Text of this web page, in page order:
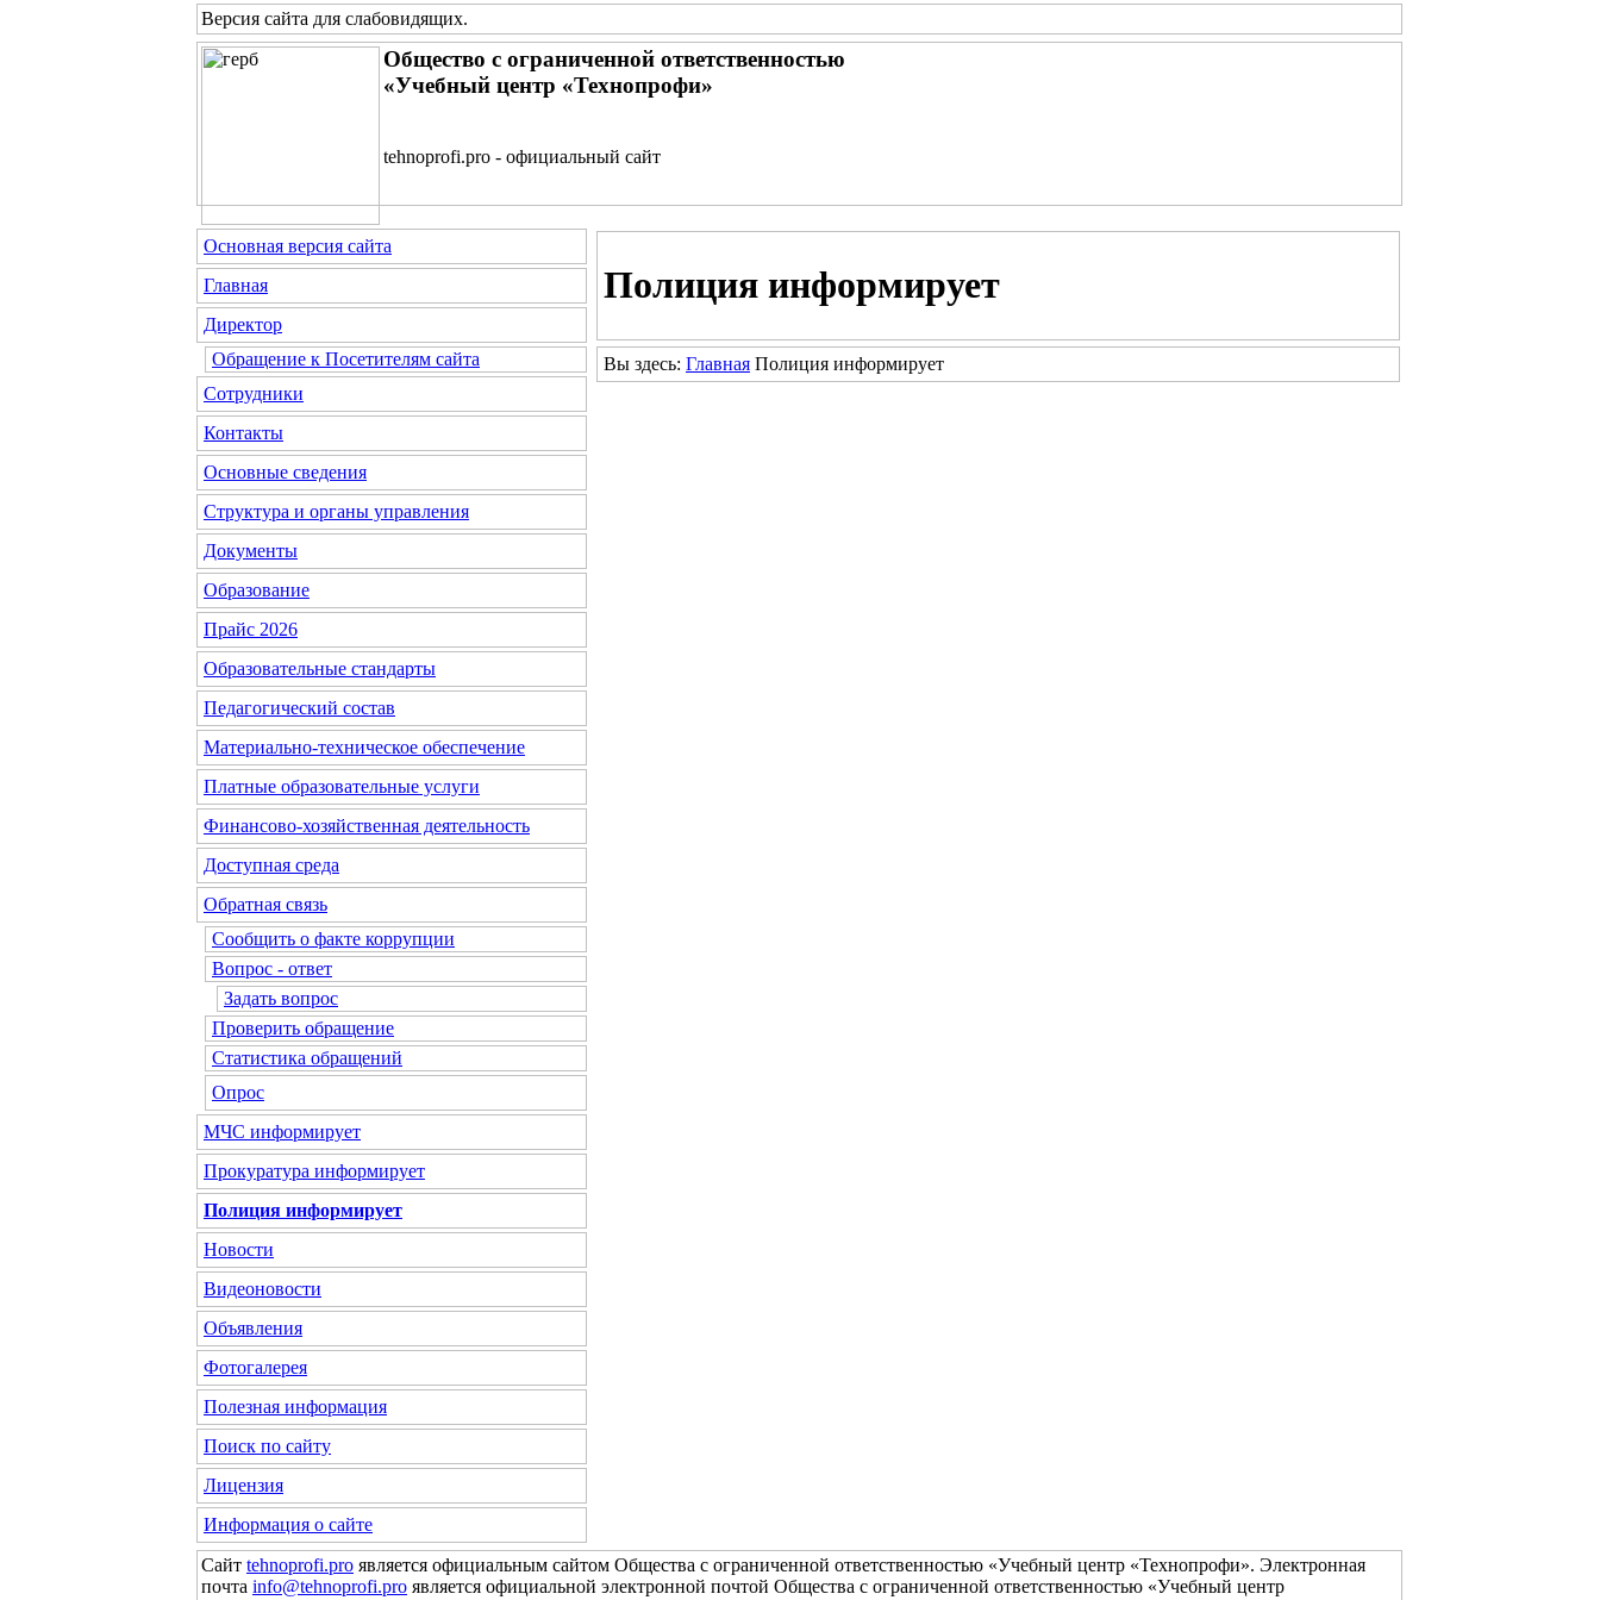
Версия сайта для слабовидящих.
Общество с ограниченной ответственностью
«Учебный центр «Технопрофи»
tehnoprofi.pro - официальный сайт
Основная версия сайта
Главная
Директор
Обращение к Посетителям сайта
Сотрудники
Контакты
Основные сведения
Структура и органы управления
Документы
Образование
Прайс 2026
Образовательные стандарты
Педагогический состав
Материально-техническое обеспечение
Платные образовательные услуги
Финансово-хозяйственная деятельность
Доступная среда
Обратная связь
Сообщить о факте коррупции
Вопрос - ответ
Задать вопрос
Проверить обращение
Статистика обращений
Опрос
МЧС информирует
Прокуратура информирует
Полиция информирует
Новости
Видеоновости
Объявления
Фотогалерея
Полезная информация
Поиск по сайту
Лицензия
Информация о сайте
Полиция информирует
Вы здесь: Главная Полиция информирует
Сайт tehnoprofi.pro является официальным сайтом Общества с ограниченной ответственностью «Учебный центр «Технопрофи». Электронная
почта info@tehnoprofi.pro является официальной электронной почтой Общества с ограниченной ответственностью «Учебный центр